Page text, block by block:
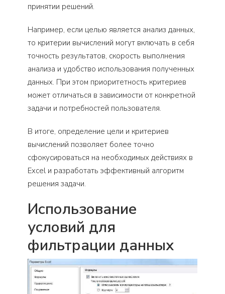
принятии решений.
Например, если целью является анализ данных,
то критерии вычислений могут включать в себя
точность результатов, скорость выполнения
анализа и удобство использования полученных
данных. При этом приоритетность критериев
может отличаться в зависимости от конкретной
задачи и потребностей пользователя.
В итоге, определение цели и критериев
вычислений позволяет более точно
сфокусироваться на необходимых действиях в
Excel и разработать эффективный алгоритм
решения задачи.
Использование
условий для
фильтрации данных